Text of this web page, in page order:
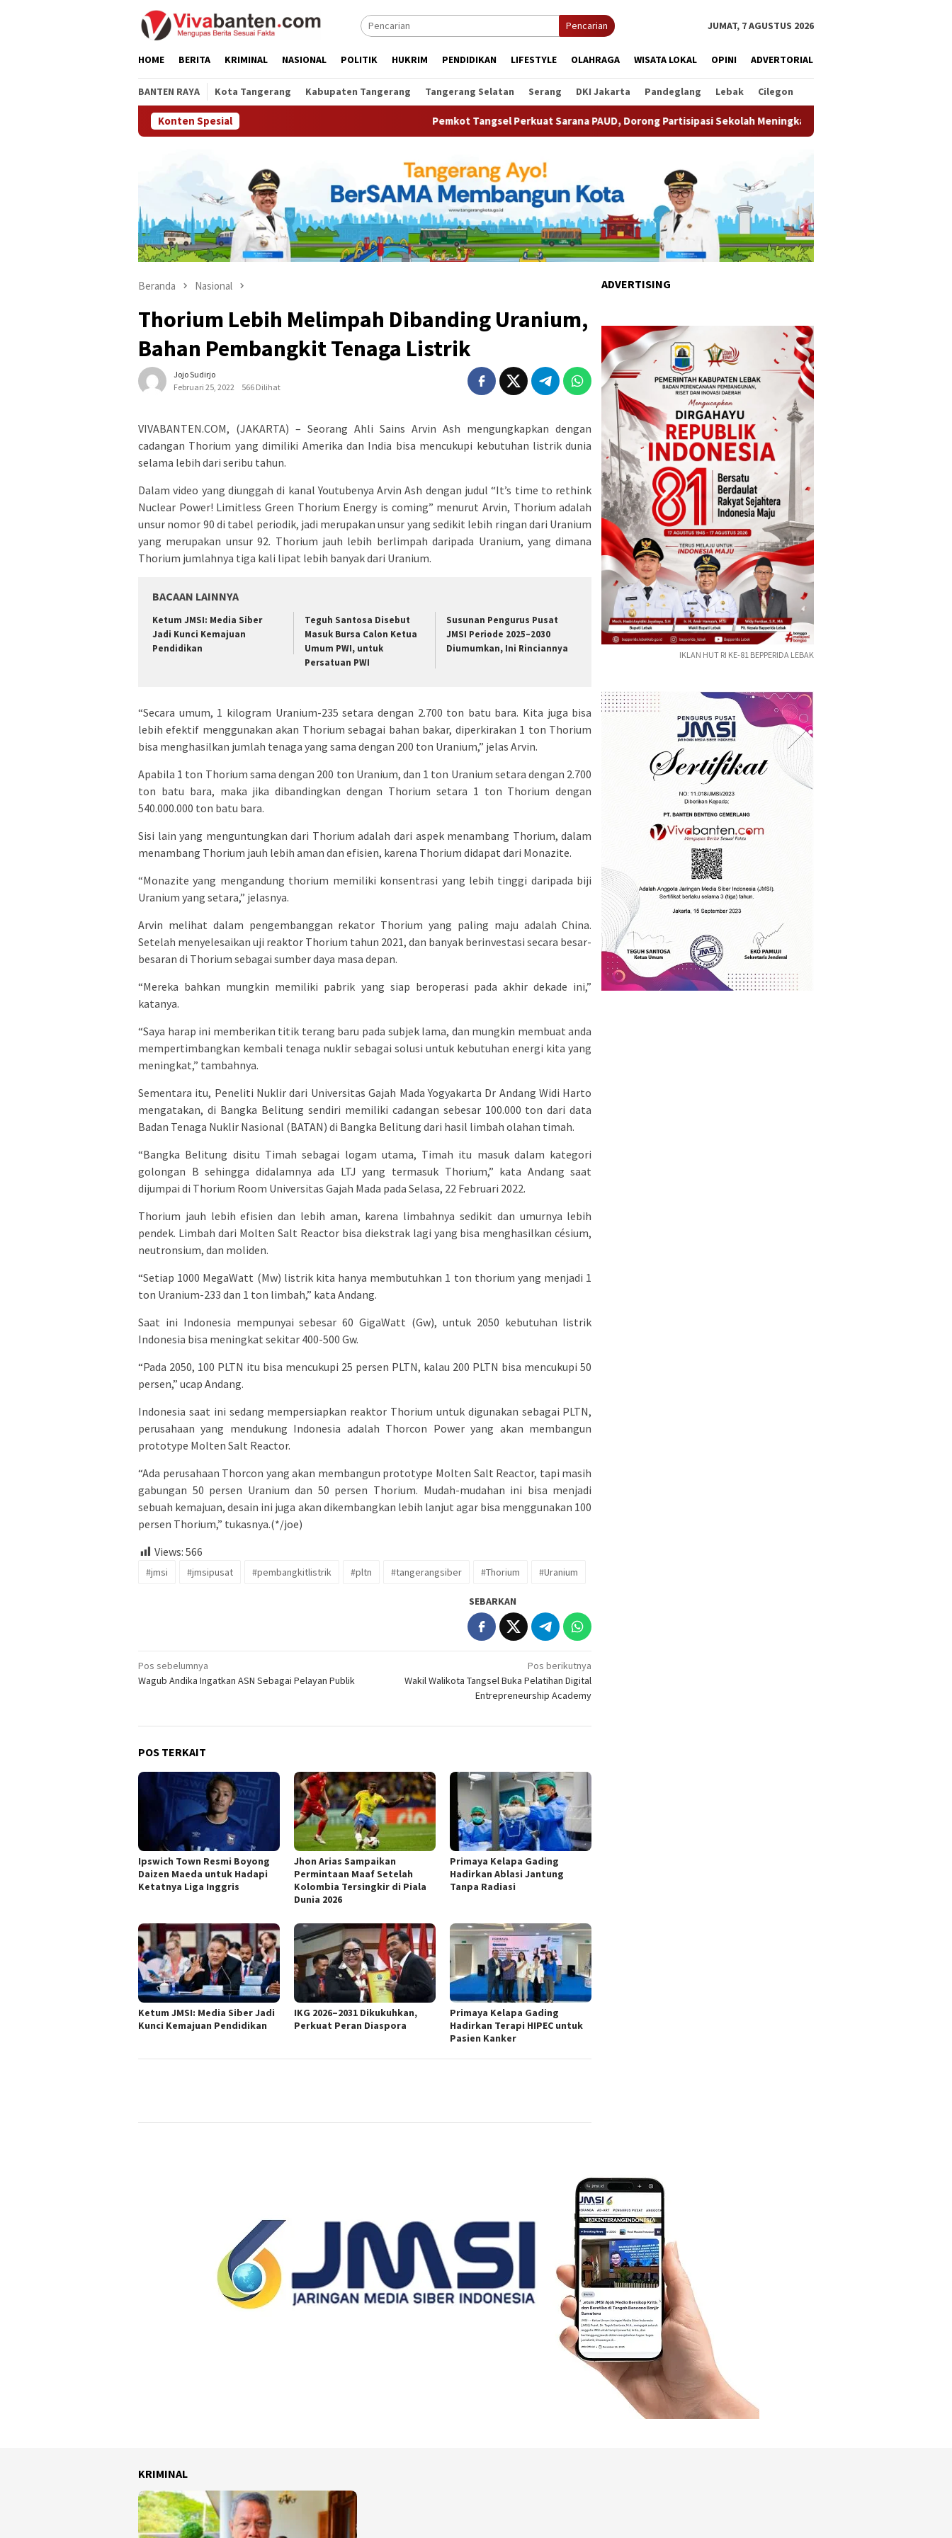
Pencarian JUMAT, 7 AGUSTUS 2026
HOME BERITA KRIMINAL NASIONAL POLITIK HUKRIM PENDIDIKAN LIFESTYLE OLAHRAGA WISATA LOKAL OPINI ADVERTORIAL
BANTEN RAYA Kota Tangerang Kabupaten Tangerang Tangerang Selatan Serang DKI Jakarta Pandeglang Lebak Cilegon
Konten Spesial Pemkot Tangsel Perkuat Sarana PAUD, Dorong Partisipasi Sekolah Meningkat Pemkot Tangsel Matangkan Persiapan
Beranda Nasional
Thorium Lebih Melimpah Dibanding Uranium,
Bahan Pembangkit Tenaga Listrik
Jojo Sudirjo
Februari 25, 2022
566 Dilihat
VIVABANTEN.COM, (JAKARTA) – Seorang Ahli Sains Arvin Ash mengungkapkan dengan
cadangan Thorium yang dimiliki Amerika dan India bisa mencukupi kebutuhan listrik dunia
selama lebih dari seribu tahun.
Dalam video yang diunggah di kanal Youtubenya Arvin Ash dengan judul “It’s time to rethink
Nuclear Power! Limitless Green Thorium Energy is coming” menurut Arvin, Thorium adalah
unsur nomor 90 di tabel periodik, jadi merupakan unsur yang sedikit lebih ringan dari Uranium
yang merupakan unsur 92. Thorium jauh lebih berlimpah daripada Uranium, yang dimana
Thorium jumlahnya tiga kali lipat lebih banyak dari Uranium.
BACAAN LAINNYA
Ketum JMSI: Media Siber
Jadi Kunci Kemajuan
Pendidikan
Teguh Santosa Disebut
Masuk Bursa Calon Ketua
Umum PWI, untuk
Persatuan PWI
Susunan Pengurus Pusat
JMSI Periode 2025–2030
Diumumkan, Ini Rinciannya
“Secara umum, 1 kilogram Uranium-235 setara dengan 2.700 ton batu bara. Kita juga bisa
lebih efektif menggunakan akan Thorium sebagai bahan bakar, diperkirakan 1 ton Thorium
bisa menghasilkan jumlah tenaga yang sama dengan 200 ton Uranium,” jelas Arvin.
Apabila 1 ton Thorium sama dengan 200 ton Uranium, dan 1 ton Uranium setara dengan 2.700
ton batu bara, maka jika dibandingkan dengan Thorium setara 1 ton Thorium dengan
540.000.000 ton batu bara.
Sisi lain yang menguntungkan dari Thorium adalah dari aspek menambang Thorium, dalam
menambang Thorium jauh lebih aman dan efisien, karena Thorium didapat dari Monazite.
“Monazite yang mengandung thorium memiliki konsentrasi yang lebih tinggi daripada biji
Uranium yang setara,” jelasnya.
Arvin melihat dalam pengembanggan rekator Thorium yang paling maju adalah China.
Setelah menyelesaikan uji reaktor Thorium tahun 2021, dan banyak berinvestasi secara besar-
besaran di Thorium sebagai sumber daya masa depan.
“Mereka bahkan mungkin memiliki pabrik yang siap beroperasi pada akhir dekade ini,”
katanya.
“Saya harap ini memberikan titik terang baru pada subjek lama, dan mungkin membuat anda
mempertimbangkan kembali tenaga nuklir sebagai solusi untuk kebutuhan energi kita yang
meningkat,” tambahnya.
Sementara itu, Peneliti Nuklir dari Universitas Gajah Mada Yogyakarta Dr Andang Widi Harto
mengatakan, di Bangka Belitung sendiri memiliki cadangan sebesar 100.000 ton dari data
Badan Tenaga Nuklir Nasional (BATAN) di Bangka Belitung dari hasil limbah olahan timah.
“Bangka Belitung disitu Timah sebagai logam utama, Timah itu masuk dalam kategori
golongan B sehingga didalamnya ada LTJ yang termasuk Thorium,” kata Andang saat
dijumpai di Thorium Room Universitas Gajah Mada pada Selasa, 22 Februari 2022.
Thorium jauh lebih efisien dan lebih aman, karena limbahnya sedikit dan umurnya lebih
pendek. Limbah dari Molten Salt Reactor bisa diekstrak lagi yang bisa menghasilkan césium,
neutronsium, dan moliden.
“Setiap 1000 MegaWatt (Mw) listrik kita hanya membutuhkan 1 ton thorium yang menjadi 1
ton Uranium-233 dan 1 ton limbah,” kata Andang.
Saat ini Indonesia mempunyai sebesar 60 GigaWatt (Gw), untuk 2050 kebutuhan listrik
Indonesia bisa meningkat sekitar 400-500 Gw.
“Pada 2050, 100 PLTN itu bisa mencukupi 25 persen PLTN, kalau 200 PLTN bisa mencukupi 50
persen,” ucap Andang.
Indonesia saat ini sedang mempersiapkan reaktor Thorium untuk digunakan sebagai PLTN,
perusahaan yang mendukung Indonesia adalah Thorcon Power yang akan membangun
prototype Molten Salt Reactor.
“Ada perusahaan Thorcon yang akan membangun prototype Molten Salt Reactor, tapi masih
gabungan 50 persen Uranium dan 50 persen Thorium. Mudah-mudahan ini bisa menjadi
sebuah kemajuan, desain ini juga akan dikembangkan lebih lanjut agar bisa menggunakan 100
persen Thorium,” tukasnya.(*/joe)
Views: 566
#jmsi #jmsipusat #pembangkitlistrik #pltn #tangerangsiber #Thorium #Uranium
SEBARKAN
Navigasi
pos
Pos sebelumnya
Wagub Andika Ingatkan ASN Sebagai Pelayan Publik
Pos berikutnya
Wakil Walikota Tangsel Buka Pelatihan Digital
Entrepreneurship Academy
POS TERKAIT
Ipswich Town Resmi Boyong
Daizen Maeda untuk Hadapi
Ketatnya Liga Inggris
Jhon Arias Sampaikan
Permintaan Maaf Setelah
Kolombia Tersingkir di Piala
Dunia 2026
Primaya Kelapa Gading
Hadirkan Ablasi Jantung
Tanpa Radiasi
Ketum JMSI: Media Siber Jadi
Kunci Kemajuan Pendidikan
IKG 2026–2031 Dikukuhkan,
Perkuat Peran Diaspora
Primaya Kelapa Gading
Hadirkan Terapi HIPEC untuk
Pasien Kanker
ADVERTISING
IKLAN HUT RI KE-81 BEPPERIDA LEBAK
KRIMINAL